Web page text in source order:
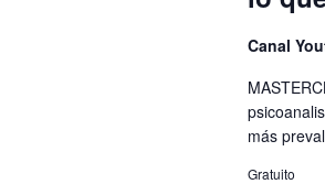
Canal
más
Gratuito